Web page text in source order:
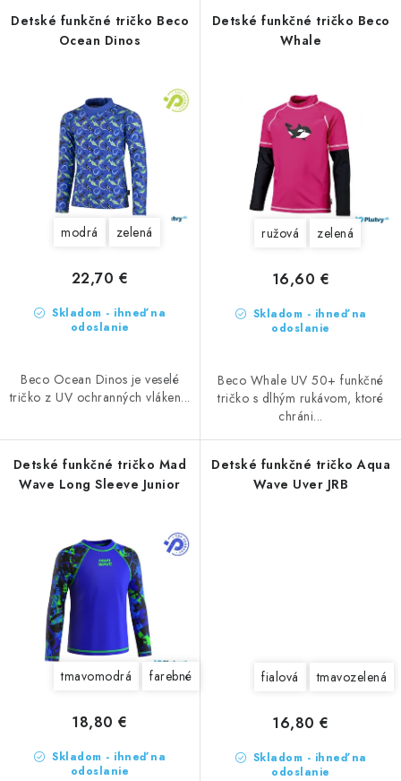
HRAČKY DO VODY
TAŠKY A VAKY
CVIČENIE
SAUNOVANIE
p
iDetské funkčné tričko Beco
Ocean Dinos
modrá zelená
Skladom - ihneď na
odoslanie
22,70 €
Beco Ocean Dinos je veselé
tričko z UV ochranných vláken...
Detské funkčné tričko Beco
Whale
ružová zelená
Skladom - ihneď na
odoslanie
16,60 €
Beco Whale UV 50+ funkčné
tričko s dlhým rukávom, ktoré
chráni...
Detské funkčné tričko Mad
Wave Long Sleeve Junior
tmavomodrá farebné
Skladom - ihneď na
odoslanie
18,80 €
Detské funkčné tričko Aqua
Wave Uver JRB
fialová tmavozelená
Skladom - ihneď na
odoslanie
16,80 €